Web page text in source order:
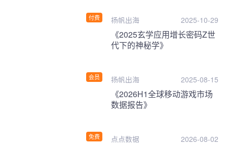
付费 扬帆出海 2025-10-29
会员
《2025玄学应用增长密码Z世
代下的神秘学》
扬帆出海 2025-08-15
免费
《2026H1全球移动游戏市场
数据报告》
点点数据 2026-08-02